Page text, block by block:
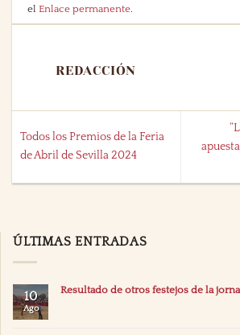
elEnlace permanente.
REDACCIÓN
Todos los Premios de la Feria
de Abril de Sevilla 2024
ÚLTIMAS ENTRADAS
10
Ago
Resultado de otros festejos de la